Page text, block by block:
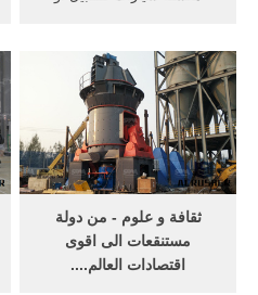
هنالك سعي مرضي باذن الله
في حال توقيع العقد يفضل
تكون المغسله في شمال او
شرق الرياض التواصل
‫ثقافة و علوم - من دولة
مستنقعات الى اقوى
اقتصادات العالم....‬